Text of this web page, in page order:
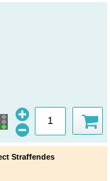
Straffendes